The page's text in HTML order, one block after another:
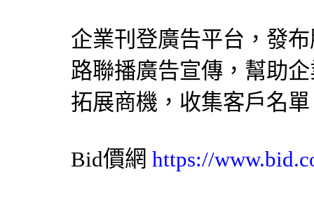
企業刊登廣告平台，發
路聯播廣告宣傳，幫助
拓展商機，收集客戶名單
Bid價網 https://